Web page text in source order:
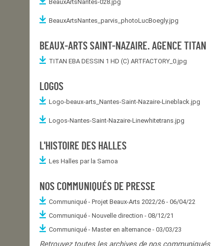
BeauxArtsNantes-028.jpg
BeauxArtsNantes_parvis_photoLucBoegly.jpg
BEAUX-ARTS SAINT-NAZAIRE. AGENCE TITAN
TITAN EBA DESSIN 1 HD (C) ARTFACTORY_0.jpg
LOGOS
Logo-beaux-arts_Nantes-Saint-Nazaire-Lineblack.jpg
Logos-Nantes-Saint-Nazaire-Linewhitetrans.jpg
L'HISTOIRE DES HALLES
Les Halles par la Samoa
NOS COMMUNIQUÉS DE PRESSE
Communiqué - Projet Beaux-Arts 2022/26 - 06/04/22
Communiqué - Nouvelle direction - 08/12/21
Communiqué - Master en alternance - 03/03/23